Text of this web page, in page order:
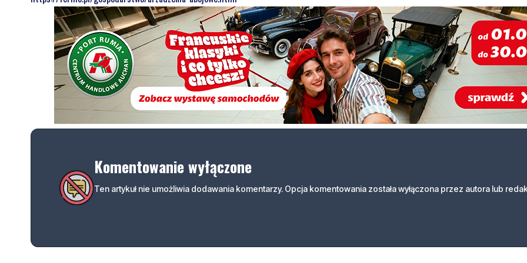
Komentowanie wyłączone
Ten artykuł nie umożliwia dodawania komentarzy. Opcja komentowania została wyłączona przez autora lub